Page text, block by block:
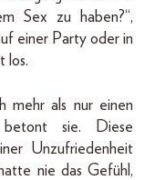
Sex zu haben?“,
einer Party oder in
los.
mehr als nur einen
betont sie. Diese
Unzufriedenheit
nie das Gefühl,